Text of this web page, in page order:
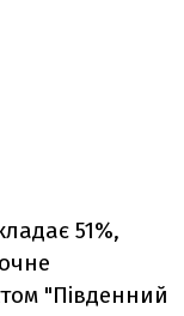
51%,
"Південний